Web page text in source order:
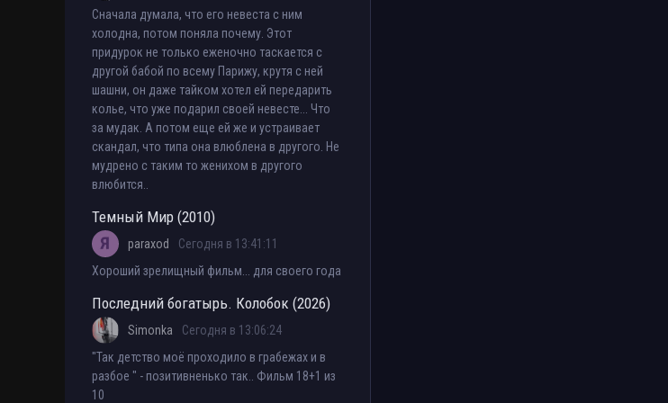
Сначала думала, что его невеста с ним
холодна, потом поняла почему. Этот
придурок не только еженочно таскается с
другой бабой по всему Парижу, крутя с ней
шашни, он даже тайком хотел ей передарить
колье, что уже подарил своей невесте... Что
за мудак. А потом еще ей же и устраивает
скандал, что типа она влюблена в другого. Не
мудрено с таким то женихом в другого
влюбится..
Темный Мир (2010)
paraxod
Сегодня в 13:41:11
Хороший зрелищный фильм... для своего года
Последний богатырь. Колобок (2026)
Simonka
Сегодня в 13:06:24
"Так детство моё проходило в грабежах и в
разбое " - позитивненько так.. Фильм 18+1 из
10